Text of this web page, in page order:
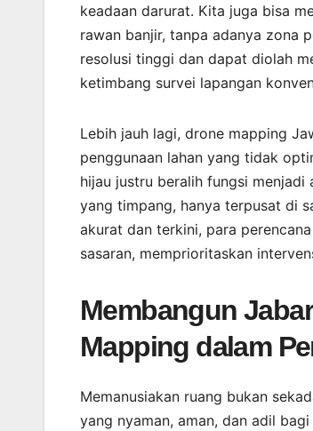
keadaan darurat. Kita juga bisa
rawan banjir, tanpa adanya zona
resolusi tinggi dan dapat diolah
ketimbang survei lapangan
Lebih jauh lagi, drone mapping
penggunaan lahan yang tidak
hijau justru beralih fungsi
yang timpang, hanya terpusat di
akurat dan terkini, para
sasaran, memprioritaskan
Membangun
Mapping dalam
Memanusiakan ruang bukan
yang nyaman, aman, dan adil